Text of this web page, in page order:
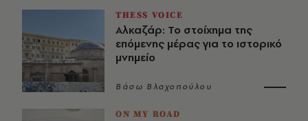
THESS VOICE
Αλκαζάρ: Το στοίχημα της
επόμενης μέρας για το ιστορικό
μνημείο
Βάσω Βλαχοπούλου
ON MY ROAD